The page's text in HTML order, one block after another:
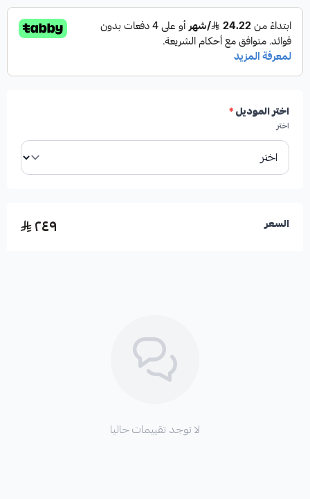
✓مصنوعة من السيراميك لضمان أداء فائق.
✓توفر فرامل قوية واستجابة سريعة.
للقيادة في الظروف الصعبة مثل العقبات الجبلية أو
السرعات العالية.
قد ينتج عن عطل أو تلف في الفحمات الأصلية ضعف في
قوة الفرامل أو استجابتها.
اختر الموديل*
اختر
السعر ٢٤٩
لا توجد تقييمات حاليا